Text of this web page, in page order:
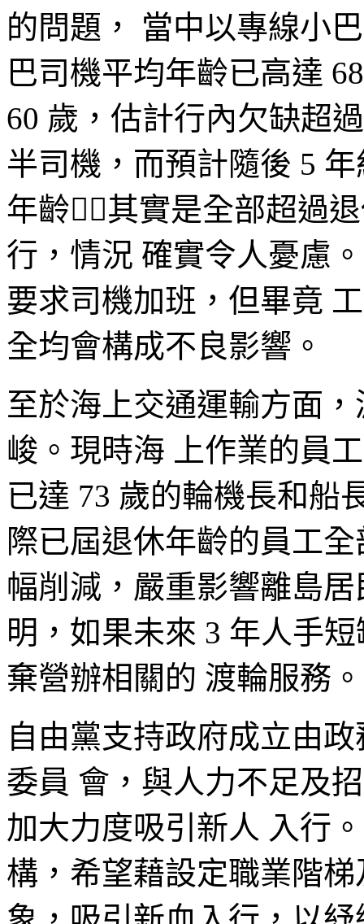
的問題， 當中以專線小
巴司機平均年齡已高達
60 歲，估計行內欠缺超
半司機，而預計隨後 5
年齡其實是全部超過
行，情況 確實令人憂慮
要求司機加班，但畢竟
全均會構成不良影響。
至於海上交通運輸方面
峻。現時海 上作業的員
已達 73 歲的輪機長和船
際已屆退休年齡的員工
幅削減，嚴重影響離島
明，如果未來 3 年人手
棄營辦相關的 渡輪服務。
自由黨支持政府成立由
委員 會，與人力不足及
加大力度吸引新人 入行
構，希望藉設定職業階